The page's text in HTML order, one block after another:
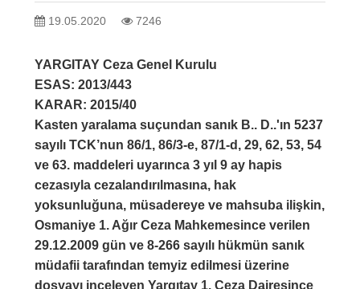
19.05.2020 7246
YARGITAY Ceza Genel Kurulu
ESAS: 2013/443
KARAR: 2015/40
Kasten yaralama suçundan sanık B.. D..'ın 5237
sayılı TCK’nun 86/1, 86/3-e, 87/1-d, 29, 62, 53, 54
ve 63. maddeleri uyarınca 3 yıl 9 ay hapis
cezasıyla cezalandırılmasına, hak
yoksunluğuna, müsadereye ve mahsuba ilişkin,
Osmaniye 1. Ağır Ceza Mahkemesince verilen
29.12.2009 gün ve 8-266 sayılı hükmün sanık
müdafii tarafından temyiz edilmesi üzerine
dosyayı inceleyen Yargıtay 1. Ceza Dairesince